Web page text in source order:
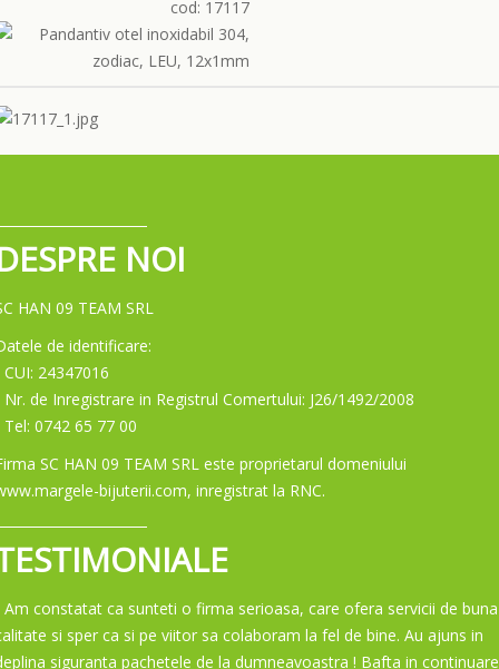
cod: 17117
NOI
HAN 09 TEAM SRL
de identificare:
CUI: 24347016
Nr. de Inregistrare in Registrul Comertului: J26/1492/2008
Tel: 0742 65 77 00
SC HAN 09 TEAM SRL este proprietarul domeniului
bijuterii.com, inregistrat la RNC.
Am constatat ca sunteti o firma serioasa, care ofera servicii de buna
si sper ca si pe viitor sa colaboram la fel de bine. Au ajuns in
siguranta pachetele de la dumneavoastra ! Bafta in continuare